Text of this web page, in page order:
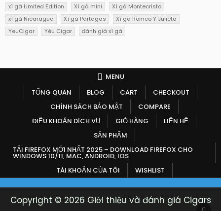
xì gà Limited Edition
Xì gà mini
Xì gà Montecristo
xì gà Nicaragua
Xì gà Partagas
Xì gà Romeo Y Julieta
YeuCigar
Yêu Cigar đánh giá xì gà
MENU
TỔNG QUAN
BLOG CART
CHECKOUT
CHÍNH SÁCH BẢO MẬT
COMPARE
ĐIỀU KHOẢN DỊCH VỤ
GIỎ HÀNG
LIỆN HỆ
SẢN PHẨM
TẢI FIREFOX MỚI NHẤT 2025 – DOWNLOAD FIREFOX CHO
WINDOWS 10/11, MAC, ANDROID, IOS
TÀI KHOẢN CỦA TÔI
WISHLIST
Copyright © 2026 Giới thiệu và đánh giá Cigars